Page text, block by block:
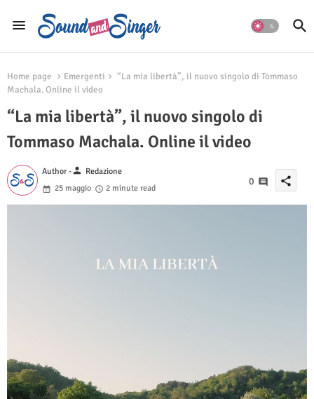
Home page Emergenti
“La mia libertà”, il nuovo singolo di Tommaso
Machala. Online il video
“La mia libertà”, il nuovo singolo di
Tommaso Machala. Online il video
Author -person Redazione
25 maggio
2 minute read
0 share